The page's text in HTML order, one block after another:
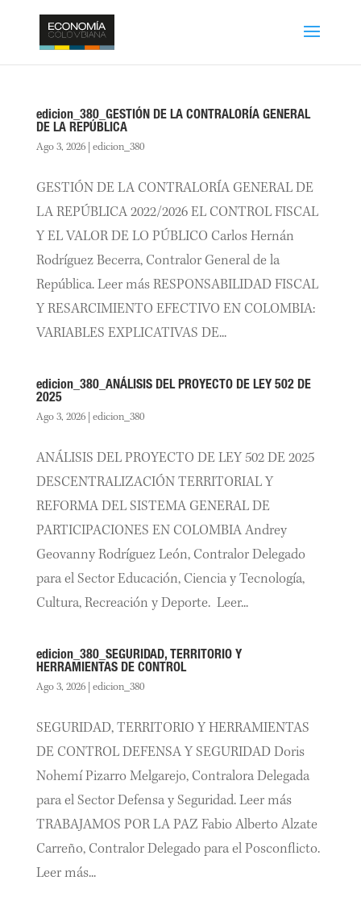
edicion_380_GESTIÓN DE LA CONTRALORÍA GENERAL
DE LA REPÚBLICA
Ago 3, 2026| edicion_380
GESTIÓN DE LA CONTRALORÍA GENERAL DE
LA REPÚBLICA 2022/2026 EL CONTROL FISCAL
Y EL VALOR DE LO PÚBLICO Carlos Hernán
Rodríguez Becerra, Contralor General de la
República. Leer más RESPONSABILIDAD FISCAL
Y RESARCIMIENTO EFECTIVO EN COLOMBIA:
VARIABLES EXPLICATIVAS DE...
edicion_380_ANÁLISIS DEL PROYECTO DE LEY 502 DE
2025
Ago 3, 2026| edicion_380
ANÁLISIS DEL PROYECTO DE LEY 502 DE 2025
DESCENTRALIZACIÓN TERRITORIAL Y
REFORMA DEL SISTEMA GENERAL DE
PARTICIPACIONES EN COLOMBIA Andrey
Geovanny Rodríguez León, Contralor Delegado
para el Sector Educación, Ciencia y Tecnología,
Cultura, Recreación y Deporte. Leer...
edicion_380_SEGURIDAD, TERRITORIO Y
HERRAMIENTAS DE CONTROL
Ago 3, 2026| edicion_380
SEGURIDAD, TERRITORIO Y HERRAMIENTAS
DE CONTROL DEFENSA Y SEGURIDAD Doris
Nohemí Pizarro Melgarejo, Contralora Delegada
para el Sector Defensa y Seguridad. Leer más
TRABAJAMOS POR LA PAZ Fabio Alberto Alzate
Carreño, Contralor Delegado para el Posconflicto.
Leer más...